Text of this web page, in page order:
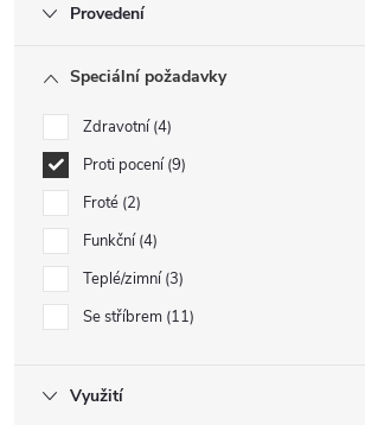
Provedení
Speciální požadavky
Zdravotní 4
Proti pocení 9
Froté 2
Funkční 4
Teplé/zimní 3
Se stříbrem 11
Využití